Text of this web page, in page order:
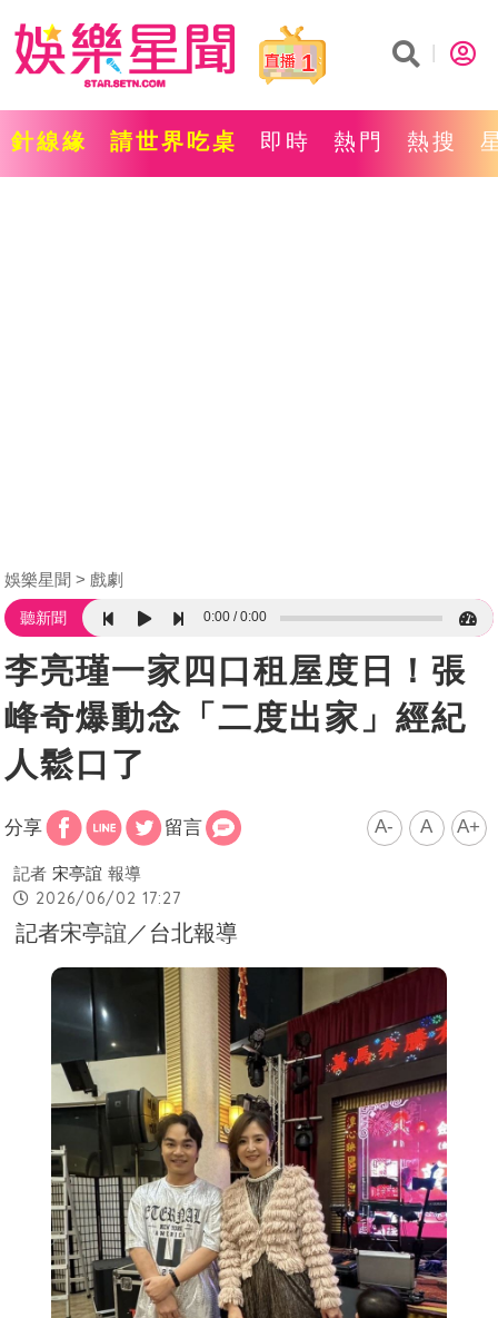
1
針線緣 請世界吃桌 即時 熱門 熱搜
娛樂星聞 戲劇
聽新聞 0:00 0:00
李亮瑾一家四口租屋度日！張
峰奇爆動念「二度出家」經紀
人鬆口了
分享 留言 A- A A+
記者 宋亭誼 報導
2026/06/02 17:27
記者宋亭誼／台北報導